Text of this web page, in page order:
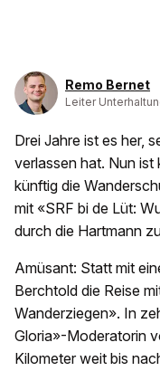
Remo Bernet
Leiter
Drei Jahre ist es her,
verlassen hat. Nun
künftig die
mit «SRF bi de Lüt:
durch die Hartmann
Amüsant: Statt mit
Berchtold die Reise
Wanderziegen». In
Gloria»-Moderatorin
Kilometer weit bis